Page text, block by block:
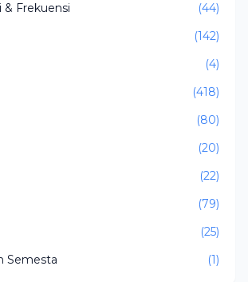
& Frekuensi
(44)
(142)
(4)
(418)
(80)
(20)
(22)
(79)
(25)
Semesta
(1)